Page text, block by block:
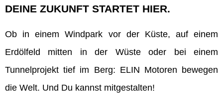
DEINE ZUKUNFT STARTET HIER.
Ob in einem Windpark vor der Küste, auf einem
Erdölfeld mitten in der Wüste oder bei einem
Tunnelprojekt tief im Berg: ELIN Motoren bewegen
die Welt. Und Du kannst mitgestalten!